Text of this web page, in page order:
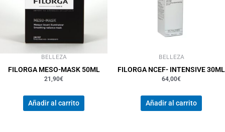
BELLEZA
FILORGA MESO-MASK 50ML
21,90€
Añadir al carrito
BELLEZA
FILORGA NCEF- INTENSIVE 30ML
64,00€
Añadir al carrito